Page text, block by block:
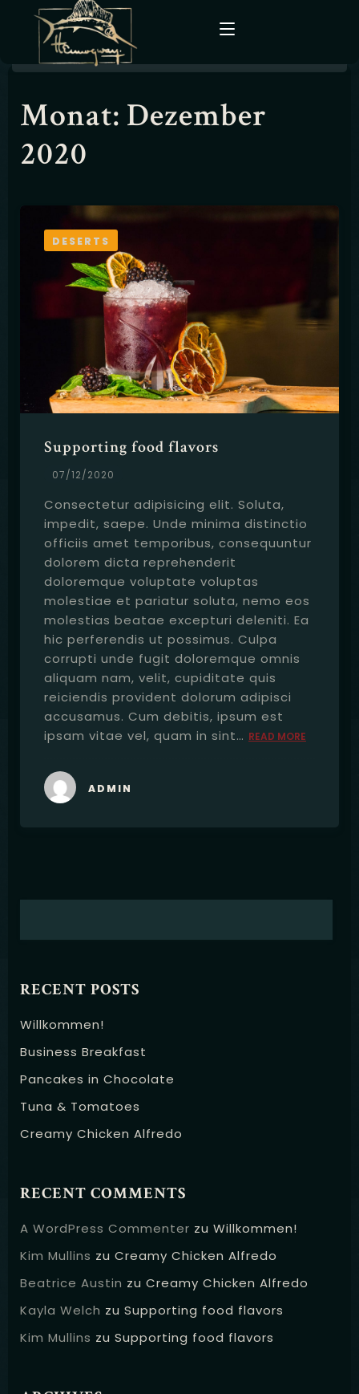
Home
Kontakt
Monat: Dezember
2020
DESERTS
Supporting food flavors
07/12/2020
Consectetur adipisicing elit. Soluta,
impedit, saepe. Unde minima distinctio
officiis amet temporibus, consequuntur
dolorem dicta reprehenderit
doloremque voluptate voluptas
molestiae et pariatur soluta, nemo eos
molestias beatae excepturi deleniti. Ea
hic perferendis ut possimus. Culpa
corrupti unde fugit doloremque omnis
aliquam nam, velit, cupiditate quis
reiciendis provident dolorum adipisci
accusamus. Cum debitis, ipsum est
ipsam vitae vel, quam in sint… READ MORE
ADMIN
RECENT POSTS
Willkommen!
Business Breakfast
Pancakes in Chocolate
Tuna & Tomatoes
Creamy Chicken Alfredo
RECENT COMMENTS
A WordPress Commenter zu Willkommen!
Kim Mullins zu Creamy Chicken Alfredo
Beatrice Austin zu Creamy Chicken Alfredo
Kayla Welch zu Supporting food flavors
Kim Mullins zu Supporting food flavors